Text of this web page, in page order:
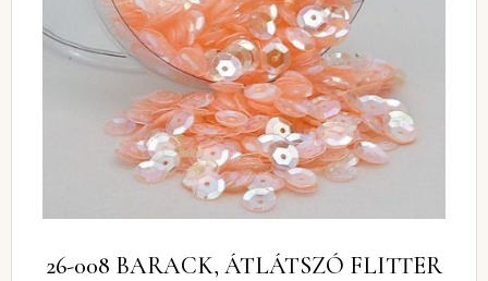
26-008 BARACK, ÁTLÁTSZÓ FLITTER